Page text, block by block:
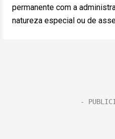
permanente com a
natureza especial ou de